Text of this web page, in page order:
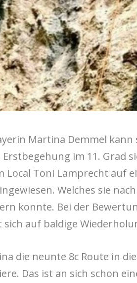
Martina Demmel kann
Erstbegehung im 11. Grad
Local Toni Lamprecht auf
Welches sie
konnte. Bei der
auf baldige
die neunte 8c Route in
Das ist an sich schon